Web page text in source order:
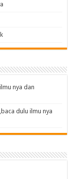
nya dan
dulu ilmu nya